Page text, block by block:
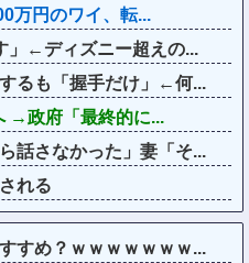
万円のワイ、転...
」←ディズニー超えの...
るも「握手だけ」←何...
→政府「最終的に...
話さなかった」妻「そ...
れる
すめ？ｗｗｗｗｗｗｗ...